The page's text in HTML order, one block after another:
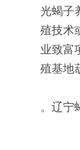
光蝎子
殖技术
业致富
殖基地
。辽宁